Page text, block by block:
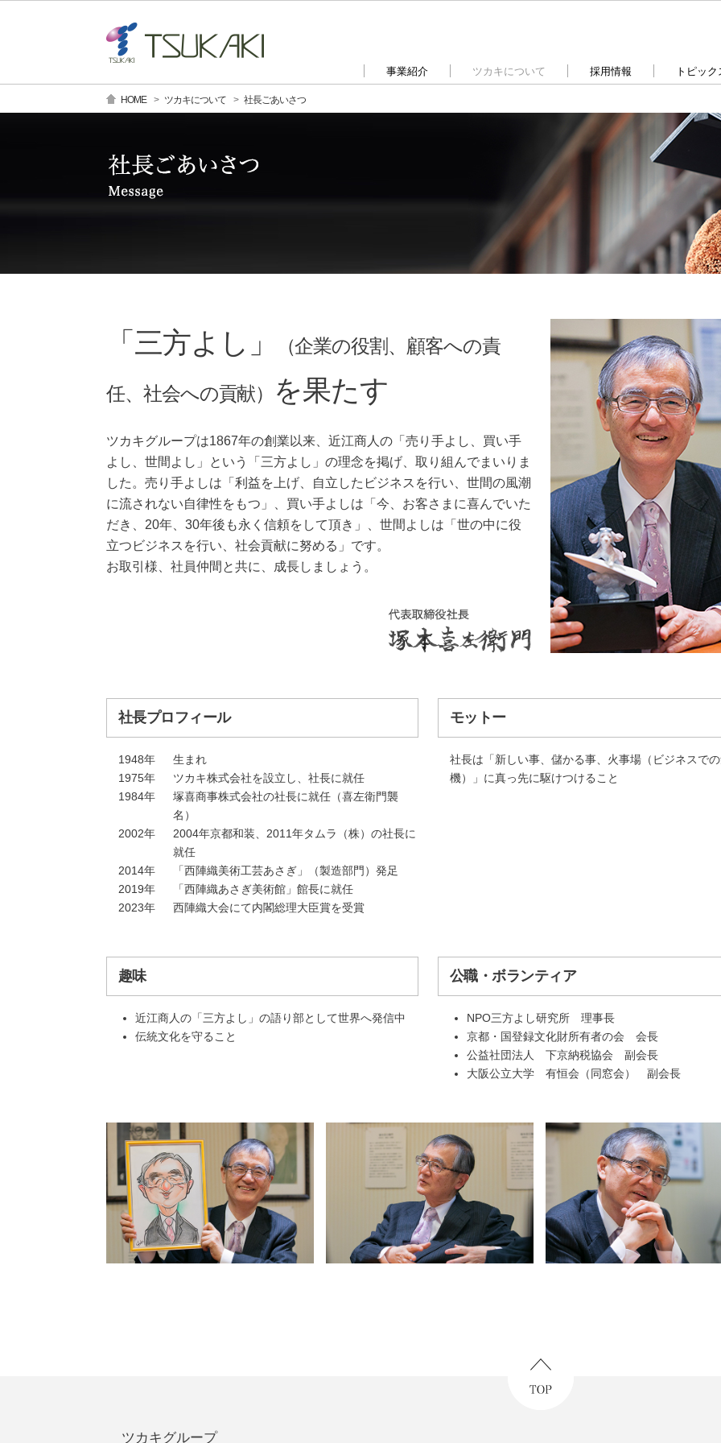
事業紹介 ツカキについて 採用情報 トピック
HOME ツカキについて 社長ごあいさつ
「三方よし」 （企業の役割、顧客への責
任、社会への貢献） を果たす
ツカキグループは1867年の創業以来、近江商人の「売り手よし、買い手
よし、世間よし」という「三方よし」の理念を掲げ、取り組んでまいりま
した。売り手よしは「利益を上げ、自立したビジネスを行い、世間の風潮
に流されない自律性をもつ」、買い手よしは「今、お客さまに喜んでいた
だき、20年、30年後も永く信頼をして頂き」、世間よしは「世の中に役
立つビジネスを行い、社会貢献に努める」です。
お取引様、社員仲間と共に、成長しましょう。
社長プロフィール
1948年
生まれ
1975年
ツカキ株式会社を設立し、社長に就任
1984年
塚喜商事株式会社の社長に就任（喜左衛門襲
名）
2002年
2004年京都和装、2011年タムラ（株）の社長に
就任
2014年
「西陣織美術工芸あさぎ」（製造部門）発足
2019年
「西陣織あさぎ美術館」館長に就任
2023年
西陣織大会にて内閣総理大臣賞を受賞
モットー
社長は「新しい事、儲かる事、火事場（ビジネスで
機）」に真っ先に駆けつけること
趣味
近江商人の「三方よし」の語り部として世界へ発信中
伝統文化を守ること
公職・ボランティア
NPO三方よし研究所 理事長
京都・国登録文化財所有者の会 会長
公益社団法人 下京納税協会 副会長
大阪公立大学 有恒会（同窓会） 副会長
ツカキグループ